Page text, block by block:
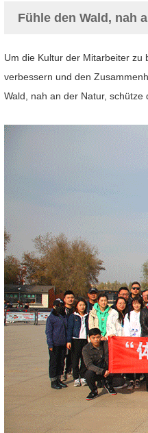
Fühle den Wald, nah
Um die Kultur der Mitarbeiter zu
verbessern und den
Wald, nah an der Natur, schütze